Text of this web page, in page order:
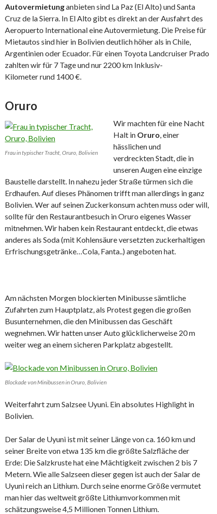
Autovermietunganbieten sind La Paz (El Alto) und Santa
Cruz de la Sierra. In El Alto gibt es direkt an der Ausfahrt des
Aeropuerto International eine Autovermietung. Die Preise für
Mietautos sind hier in Bolivien deutlich höher als in Chile,
Argentinien oder Ecuador. Für einen Toyota Landcruiser Prado
zahlten wir für 7 Tage und nur 2200 km Inklusiv-
Kilometer rund 1400 €.
Oruro
Frau in typischer Tracht, Oruro, Bolivien
Wir machten für eine Nacht
Halt in Oruro , einer
hässlichen und
verdreckten Stadt, die in
unseren Augen eine einzige
Baustelle darstellt. In nahezu jeder Straße türmen sich die
Erdhaufen. Auf dieses Phänomen trifft man allerdings in ganz
Bolivien. Wer auf seinen Zuckerkonsum achten muss oder will,
sollte für den Restaurantbesuch in Oruro eigenes Wasser
mitnehmen. Wir haben kein Restaurant entdeckt, die etwas
anderes als Soda (mit Kohlensäure versetzten zuckerhaltigen
Erfrischungsgetränke…Cola, Fanta..) angeboten hat.
Am nächsten Morgen blockierten Minibusse sämtliche
Zufahrten zum Hauptplatz, als Protest gegen die großen
Busunternehmen, die den Minibussen das Geschäft
wegnehmen. Wir hatten unser Auto glücklicherweise 20 m
weiter weg an einem sicheren Parkplatz abgestellt.
Blockade von Minibussen in Oruro, Bolivien
Weiterfahrt zum Salzsee Uyuni. Ein absolutes Highlight in
Bolivien.
Der Salar de Uyuni ist mit seiner Länge von ca. 160 km und
seiner Breite von etwa 135 km die größte Salzfläche der
Erde: Die Salzkruste hat eine Mächtigkeit zwischen 2 bis 7
Metern. Wie alle Salzseen dieser gegen ist auch der Salar de
Uyuni reich an Lithium. Durch seine enorme Größe vermutet
man hier das weltweit größte Lithiumvorkommen mit
schätzungsweise 4,5 Millionen Tonnen Lithium.